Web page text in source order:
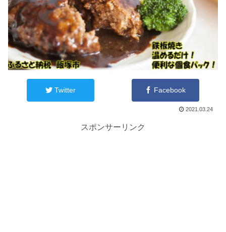
Twitter Facebook
2021.03.24
スポンサーリンク